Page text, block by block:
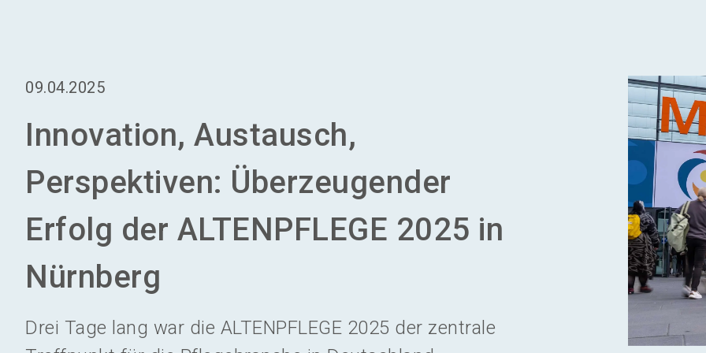
09.04.2025
Innovation, Austausch,
Perspektiven: Überzeugender
Erfolg der ALTENPFLEGE 2025 in
Nürnberg
Drei Tage lang war die ALTENPFLEGE 2025 der zentrale